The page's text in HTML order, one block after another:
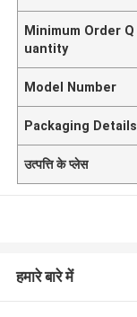
Minimum Order Q
uantity
Model Number
Packaging Details
उत्पत्ति के प्लेस
हमारे बारे में